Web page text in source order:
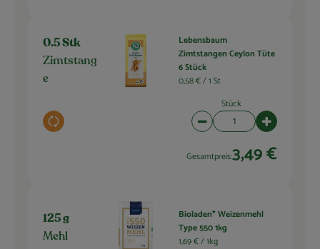
0.5 Stk
Zimtstang
e
Auswahl ändern
Lebensbaum
Zimtstangen Ceylon Tüte
6 Stück
0,58 € /1 St
Stück
Artikelanzahl verringern
Gesamtpreis:3,49 €
125 g
Mehl
Bioladen* Weizenmehl
Type 550 1kg
1,69 € /1kg